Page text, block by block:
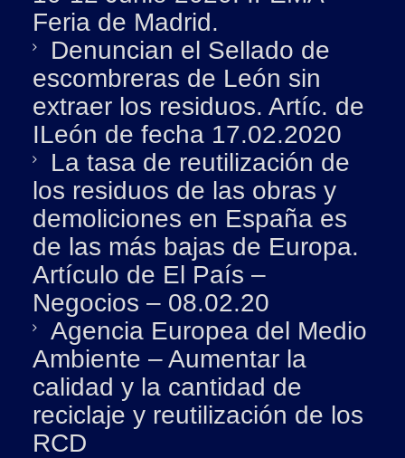
Feria de Madrid.
Denuncian el Sellado de
escombreras de León sin
extraer los residuos. Artíc. de
ILeón de fecha 17.02.2020
La tasa de reutilización de
los residuos de las obras y
demoliciones en España es
de las más bajas de Europa.
Artículo de El País –
Negocios – 08.02.20
Agencia Europea del Medio
Ambiente – Aumentar la
calidad y la cantidad de
reciclaje y reutilización de los
RCD